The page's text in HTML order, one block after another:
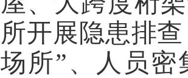
所开展隐患排
场所”、人员